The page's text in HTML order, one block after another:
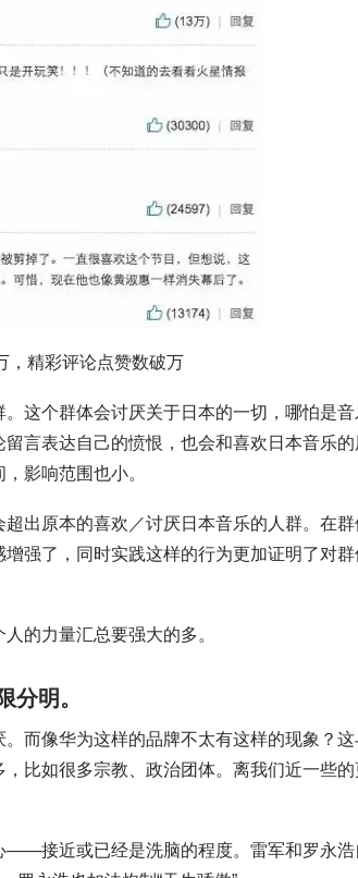
，精彩评论点赞数破万
这个群体会讨厌关于日本的一切，哪怕是音
言表达自己的愤恨，也会和喜欢日本音乐的
影响范围也小。
出原本的喜欢／讨厌日本音乐的人群。在群
强了，同时实践这样的行为更加证明了对群
的力量汇总要强大的多。
分明。
而像华为这样的品牌不太有这样的现象？这
比如很多宗教、政治团体。离我们近一些的
——接近或已经是洗脑的程度。雷军和罗永浩